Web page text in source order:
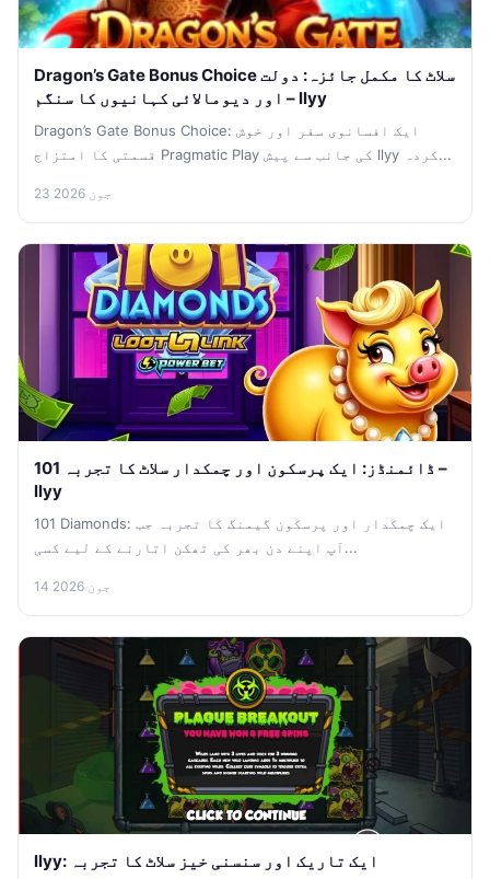
Dragon’s Gate Bonus Choice سلاٹ کا مکمل جائزہ: دولت
اور دیومالائی کہانیوں کا سنگم – llyy
Dragon’s Gate Bonus Choice: ایک افسانوی سفر اور خوش
قسمتی کا امتزاج Pragmatic Play کی جانب سے پیش llyy کردہ...
23 جون 2026
101 ڈائمنڈز: ایک پرسکون اور چمکدار سلاٹ کا تجربہ –
llyy
101 Diamonds: ایک چمکدار اور پرسکون گیمنگ کا تجربہ جب
آپ اپنے دن بھر کی تھکن اتارنے کے لیے کسی...
14 جون 2026
llyy: ایک تاریک اور سنسنی خیز سلاٹ کا تجربہ